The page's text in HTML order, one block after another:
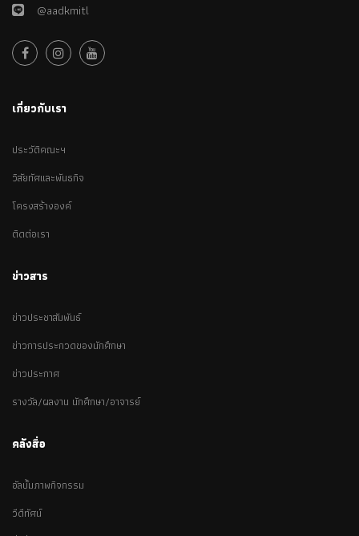
@aadkmitl
เกี่ยวกับเรา
ประวัติคณะฯ
วิสัยทัศและพันธกิจ
โครงสร้างองค์
ติดต่อเรา
ข่าวสาร
ข่าวประชาสัมพันธ์
ข่าวการประกวดของนักศึกษา
ข่าวประกาศ
รางวัล/ผลงาน นักศึกษา/อาจารย์
คลังสื่อ
อัลบั้มภาพกิจกรรม
วีดีทัศน์